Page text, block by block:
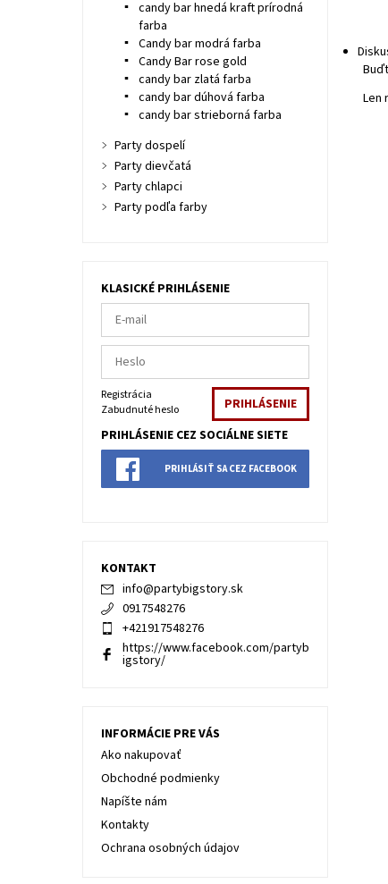
Len
candy bar hnedá kraft prírodná
farba
Candy bar modrá farba
Candy Bar rose gold
candy bar zlatá farba
candy bar dúhová farba
candy bar strieborná farba
Party dospelí
Party dievčatá
Party chlapci
Party podľa farby
KLASICKÉ PRIHLÁSENIE
Registrácia
Zabudnuté heslo
PRIHLÁSENIE CEZ SOCIÁLNE SIETE
PRIHLÁSIŤ SA CEZ FACEBOOK
KONTAKT
info@partybigstory.sk
0917548276
+421917548276
https://www.facebook.com/partyb
igstory/
INFORMÁCIE PRE VÁS
Ako nakupovať
Obchodné podmienky
Napíšte nám
Kontakty
Ochrana osobných údajov